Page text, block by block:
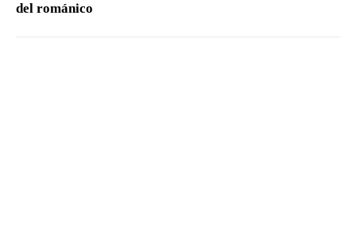
del románico